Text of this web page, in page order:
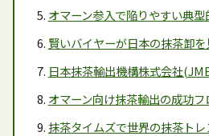
オマーン参入で陥りやすい典
賢いバイヤーが日本の抹茶卸
日本抹茶輸出機構株式会社
オマーン向け抹茶輸出の成功フ
抹茶タイムズで世界の抹茶ト